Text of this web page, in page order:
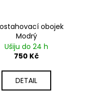
obojek
Modrý
Ušiju do 24 h
750 Kč
DETAIL